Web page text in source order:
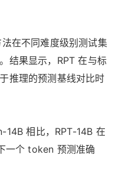
在不同难度级别测试集
结果显示，RPT 在与标
推理的预测基线对比时
相比，RPT-14B 在
一个 token 预测准确